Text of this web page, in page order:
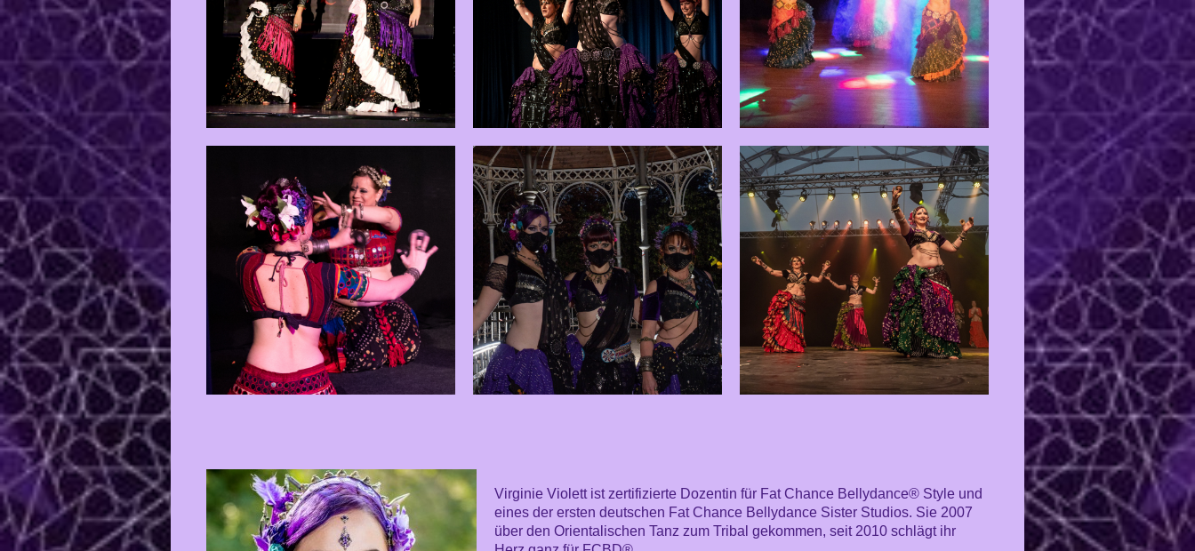
Virginie Violett ist zertifizierte Dozentin für Fat Chance Bellydance® Style und
eines der ersten deutschen Fat Chance Bellydance Sister Studios. Sie 2007
über den Orientalischen Tanz zum Tribal gekommen, seit 2010 schlägt ihr